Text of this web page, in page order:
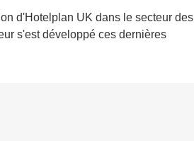
d'Hotelplan UK dans le secteur des
s'est développé ces dernières